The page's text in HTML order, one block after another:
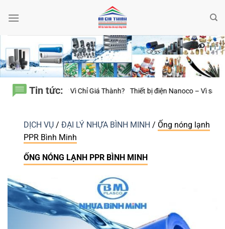
qua
Tin tức:
Thành? Thiết bị điện Nanoco – Vì sao những công trình bền vững
DỊCH VỤ / ĐẠI LÝ NHỰA BÌNH MINH / Ống nóng lạnh
PPR Bình Minh
ỐNG NÓNG LẠNH PPR BÌNH MINH